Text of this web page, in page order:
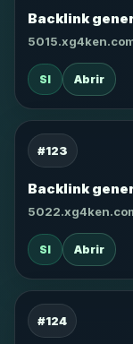
Backlink
SI Abrir
#123
Backlink
SI Abrir
#124